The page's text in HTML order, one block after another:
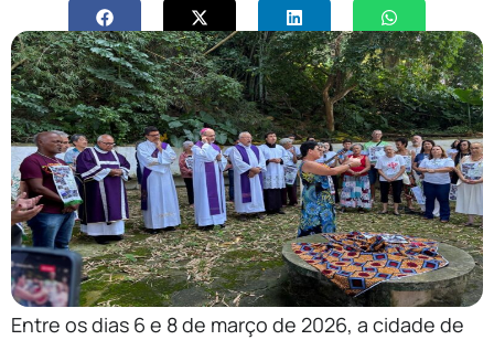
Entre os dias 6 e 8 de março de 2026, a cidade de